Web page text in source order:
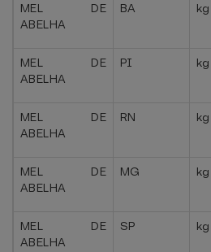
MEL DE
ABELHA
BA kg
MEL DE
ABELHA
PI kg
MEL DE
ABELHA
RN kg
MEL DE
ABELHA
MG kg
MEL DE
ABELHA
SP kg